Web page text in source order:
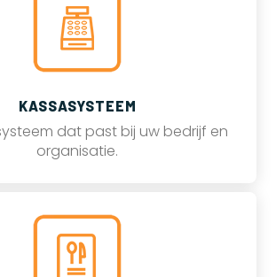
KASSASYSTEEM
dat past bij uw bedrijf en
organisatie.